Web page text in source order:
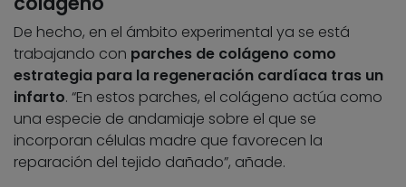
De hecho, en el ámbito experimental ya se está
trabajando con parches de colágeno como
estrategia para la regeneración cardíaca tras un
infarto. “En estos parches, el colágeno actúa como
una especie de andamiaje sobre el que se
incorporan células madre que favorecen la
reparación del tejido dañado”, añade.